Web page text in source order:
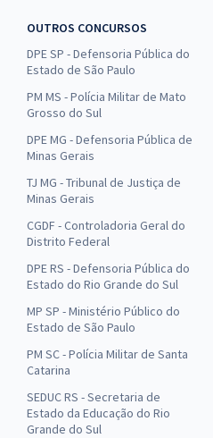
OUTROS CONCURSOS
DPE SP - Defensoria Pública do
Estado de São Paulo
PM MS - Polícia Militar de Mato
Grosso do Sul
DPE MG - Defensoria Pública de
Minas Gerais
TJ MG - Tribunal de Justiça de
Minas Gerais
CGDF - Controladoria Geral do
Distrito Federal
DPE RS - Defensoria Pública do
Estado do Rio Grande do Sul
MP SP - Ministério Público do
Estado de São Paulo
PM SC - Polícia Militar de Santa
Catarina
SEDUC RS - Secretaria de
Estado da Educação do Rio
Grande do Sul